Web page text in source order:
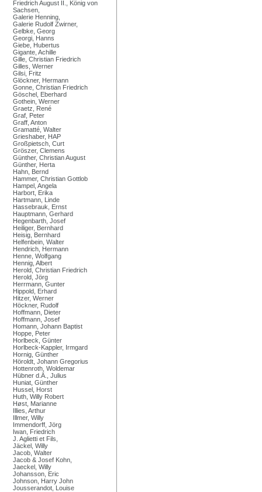
Friedrich August II., König von
Sachsen,
Galerie Henning,
Galerie Rudolf Zwirner,
Gelbke, Georg
Georgi, Hanns
Giebe, Hubertus
Gigante, Achille
Gille, Christian Friedrich
Gilles, Werner
Gilsi, Fritz
Glöckner, Hermann
Gonne, Christian Friedrich
Göschel, Eberhard
Gothein, Werner
Graetz, René
Graf, Peter
Graff, Anton
Gramatté, Walter
Grieshaber, HAP
Großpietsch, Curt
Gröszer, Clemens
Günther, Christian August
Günther, Herta
Hahn, Bernd
Hammer, Christian Gottlob
Hampel, Angela
Harbort, Erika
Hartmann, Linde
Hassebrauk, Ernst
Hauptmann, Gerhard
Hegenbarth, Josef
Heiliger, Bernhard
Heisig, Bernhard
Helfenbein, Walter
Hendrich, Hermann
Henne, Wolfgang
Hennig, Albert
Herold, Christian Friedrich
Herold, Jörg
Herrmann, Gunter
Hippold, Erhard
Hitzer, Werner
Höckner, Rudolf
Hoffmann, Dieter
Hoffmann, Josef
Homann, Johann Baptist
Hoppe, Peter
Horlbeck, Günter
Horlbeck-Kappler, Irmgard
Hornig, Günther
Höroldt, Johann Gregorius
Hottenroth, Woldemar
Hübner d.Ä., Julius
Huniat, Günther
Hussel, Horst
Huth, Willy Robert
Høst, Marianne
Illies, Arthur
Illmer, Willy
Immendorff, Jörg
Iwan, Friedrich
J. Aglietti et Fils,
Jäckel, Willy
Jacob, Walter
Jacob & Josef Kohn,
Jaeckel, Willy
Johansson, Eric
Johnson, Harry John
Jousserandot, Louise